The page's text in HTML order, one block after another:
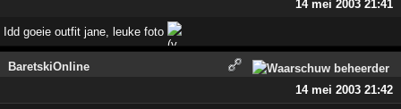
14 mei 2003 21:41
Idd goeie outfit jane, leuke foto
BaretskiOnline
14 mei 2003 21:42